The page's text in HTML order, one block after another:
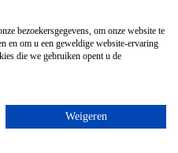
bezoekersgegevens, om onze website te
en om u een geweldige website-ervaring
die we gebruiken opent u de
Weigeren